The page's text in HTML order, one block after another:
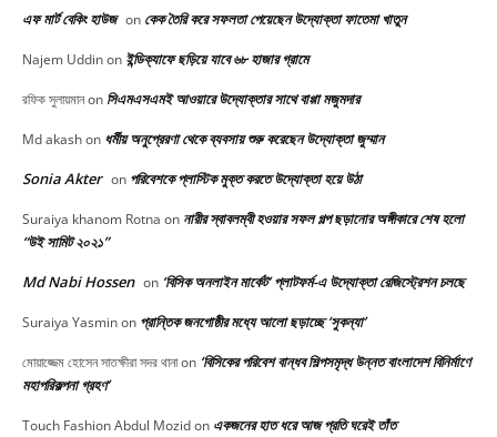
এফ মার্ট বেকিং হাউজ on কেক তৈরি করে সফলতা পেয়েছেন উদ্যোক্তা ফাতেমা খাতুন
Najem Uddinon ইন্ডিক্যাফে ছড়িয়ে যাবে ৬৮ হাজার গ্রামে
রফিক সুলায়মানon সিএমএসএমই আওয়ারে উদ্যোক্তার সাথে বাপ্পা মজুমদার
Md akashon ধর্মীয় অনুপ্রেরণা থেকে ব্যবসায় শুরু করেছেন উদ্যোক্তা জুম্মান
Sonia Akter on পরিবেশকে প্লাস্টিক মুক্ত করতে উদ্যোক্তা হয়ে উঠা
Suraiya khanom Rotna on নারীর স্বাবলম্বী হওয়ার সফল গল্প ছড়ানোর অঙ্গীকারে শেষ হলো
“উই সামিট ২০২১”
Md Nabi Hossen on ‘বিসিক অনলাইন মার্কেট’ প্লাটফর্ম-এ উদ্যোক্তা রেজিস্ট্রেশন চলছে
Suraiya Yasminon প্রান্তিক জনগোষ্ঠীর মধ্যে আলো ছড়াচ্ছে ‘সুকন্যা’
মোয়াজ্জেম হোসেন সাতক্ষীরা সদর থানাon ‘বিসিকের পরিবেশ বান্ধব শিল্পসমৃদ্ধ উন্নত বাংলাদেশ বিনির্মাণে
মহাপরিকল্পনা গ্রহণ’
Touch Fashion Abdul Mozidon একজনের হাত ধরে আজ প্রতি ঘরেই তাঁত